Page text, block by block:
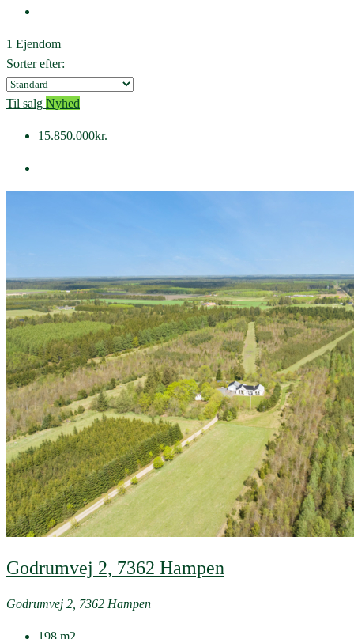
1 Ejendom
Sorter efter:
Til salg Nyhed
15.850.000kr.
Godrumvej 2, 7362 Hampen
Godrumvej 2, 7362 Hampen
198 m2